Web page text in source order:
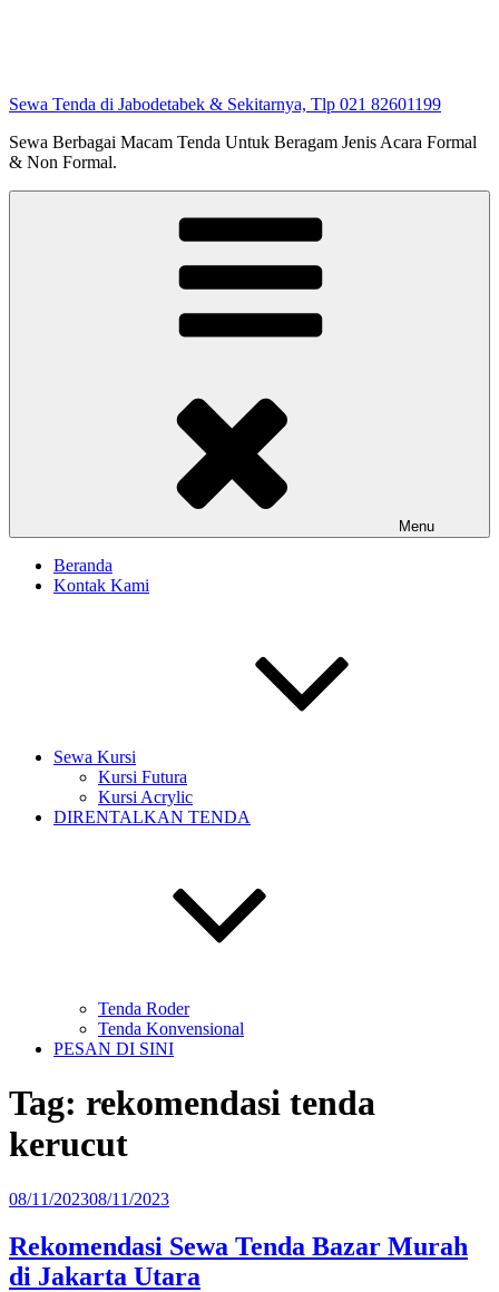
Sewa Tenda di Jabodetabek & Sekitarnya, Tlp 021 82601199
Sewa Berbagai Macam Tenda Untuk Beragam Jenis Acara Formal
& Non Formal.
Menu
Beranda
Kontak Kami
Sewa Kursi
Kursi Futura
Kursi Acrylic
DIRENTALKAN TENDA
Tenda Roder
Tenda Konvensional
PESAN DI SINI
Tag: rekomendasi tenda
kerucut
Diposkan
08/11/202308/11/2023
Rekomendasi Sewa Tenda Bazar Murah
di Jakarta Utara